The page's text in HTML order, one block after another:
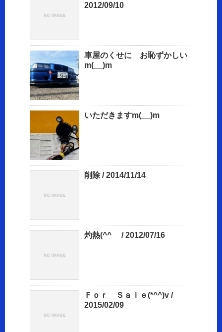
2012/09/10
車屋のくせに お恥ずかしい
m(__)m
いただきますm(__)m
削除 / 2014/11/14
灼熱(^^ゞ / 2012/07/16
Ｆｏｒ Ｓａｌｅ(*^^)v /
2015/02/09